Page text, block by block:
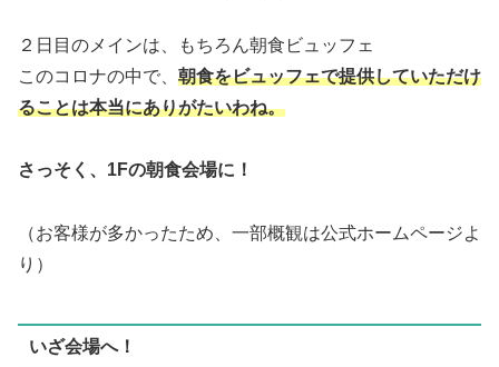
２日目のメインは、もちろん朝食ビュッフェ
このコロナの中で、 朝食をビュッフェで提供していただけ
ることは本当にありがたいわね。
さっそく、1Fの朝食会場に！
（お客様が多かったため、一部概観は公式ホームページよ
り）
いざ会場へ！